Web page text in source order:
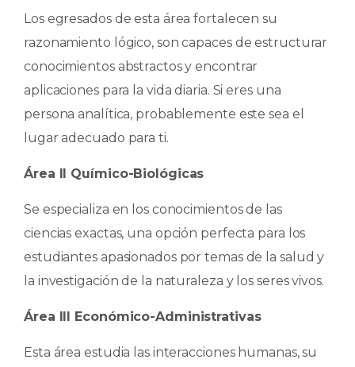
Los egresados de esta área fortalecen su
razonamiento lógico, son capaces de estructurar
conocimientos abstractos y encontrar
aplicaciones para la vida diaria. Si eres una
persona analítica, probablemente este sea el
lugar adecuado para ti.
Área II Químico-Biológicas
Se especializa en los conocimientos de las
ciencias exactas, una opción perfecta para los
estudiantes apasionados por temas de la salud y
la investigación de la naturaleza y los seres vivos.
Área III Económico-Administrativas
Esta área estudia las interacciones humanas, su